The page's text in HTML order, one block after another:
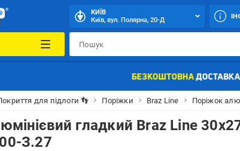
КИЇВ
Київ, вул. Полярна, 20-Д
для підлоги 👣 Поріжки Braz Line Поріжок
гладкий Braz Line
З.27